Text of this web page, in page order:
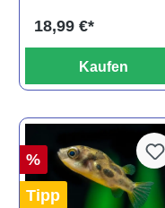
18,99 €*
Kaufen
%
Tipp